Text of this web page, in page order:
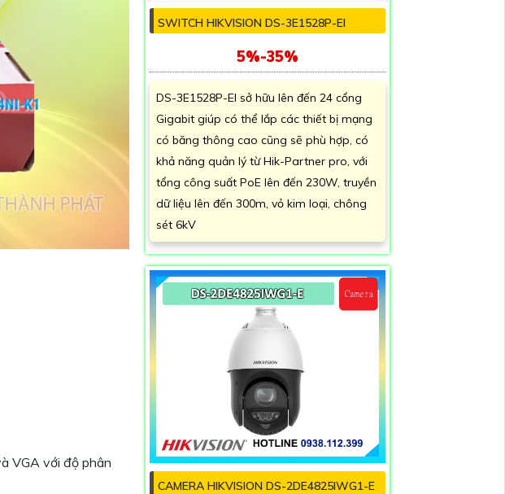
VGA với độ phân
SWITCH HIKVISION DS-3E1528P-EI
5%-35%
DS-3E1528P-EI sở hữu lên đến 24 cổng
Gigabit giúp có thể lắp các thiết bị mạng
có băng thông cao cũng sẽ phù hợp, có
khả năng quản lý từ Hik-Partner pro, với
tổng công suất PoE lên đến 230W, truyền
dữ liệu lên đến 300m, vỏ kim loại, chông
sét 6kV
CAMERA HIKVISION DS-2DE4825IWG1-E